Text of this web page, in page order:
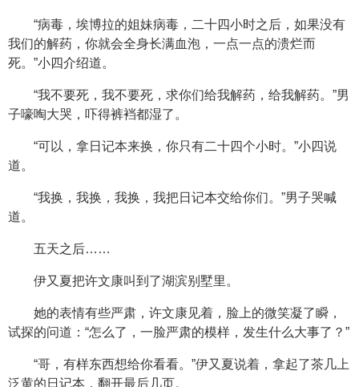
“病毒，埃博拉的姐妹病毒，二十四小时之后，如果没有
我们的解药，你就会全身长满血泡，一点一点的溃烂而
死。”小四介绍道。
“我不要死，我不要死，求你们给我解药，给我解药。”男
子嚎啕大哭，吓得裤裆都湿了。
“可以，拿日记本来换，你只有二十四个小时。”小四说
道。
“我换，我换，我换，我把日记本交给你们。”男子哭喊
道。
五天之后……
伊又夏把许文康叫到了湖滨别墅里。
她的表情有些严肃，许文康见着，脸上的微笑凝了瞬，
试探的问道：“怎么了，一脸严肃的模样，发生什么大事了？”
“哥，有样东西想给你看看。”伊又夏说着，拿起了茶几上
泛黄的日记本，翻开最后几页。